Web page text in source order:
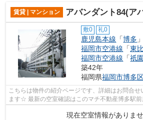
賃貸 | マンション アバンダント84(アバンダン
敷0 礼0
鹿児島本線 「博多
福岡市空港線 「東
福岡市空港線 「祇園
築42年
福岡県福岡市博多
こちらは物件の紹介ページです、詳細はお問合
ます☆ 最新の空室確認はこのマチ不動産博多駅
す！迅速に対応致します！！！！！♪
現在空室情報がありませ